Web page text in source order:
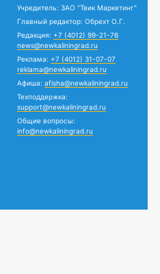
Учредитель: ЗАО "Твик Маркетинг"
Главный редактор: Обрехт О.Г.
Редакция: +7 (4012) 99-21-76
news@newkaliningrad.ru
Реклама: +7 (4012) 31-07-07
reklama@newkaliningrad.ru
Афиша: afisha@newkaliningrad.ru
Техподдержка:
support@newkaliningrad.ru
Общие вопросы:
info@newkaliningrad.ru